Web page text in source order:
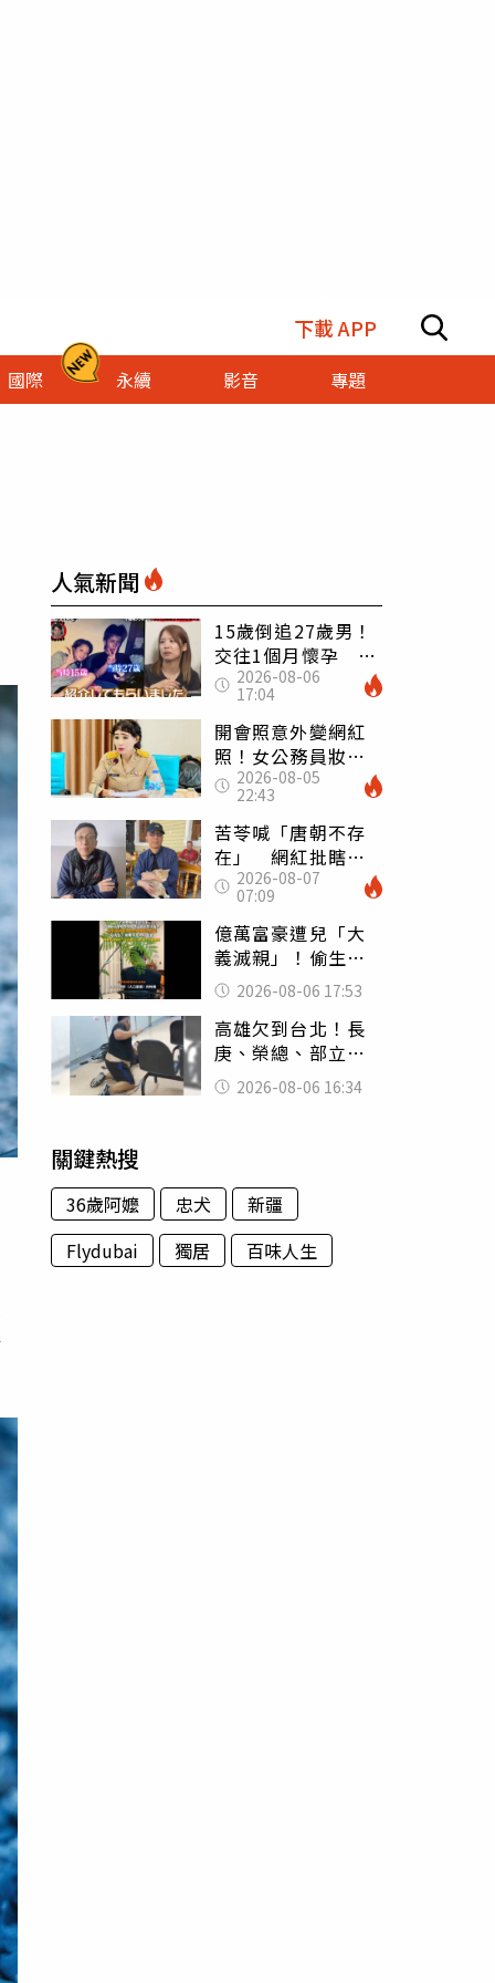
下載 APP
國際 永續 影音
專題
人氣新聞
15歲倒追27歲男！
交往1個月懷孕 36
歲當阿嬤故事曝光
2026-08-06
17:04
開會照意外變網紅
照！女公務員妝容
掀2千則留言 本人
怒嗆：化妝有錯嗎
2026-08-05
22:43
苦苓喊「唐朝不存
在」 網紅批瞎編
歷史：李白、杜甫
用鮮卑文寫詩？
2026-08-07
07:09
億萬富豪遭兒「大
義滅親」！偷生子
怕曝光 竟盜鄰居
身份辦假證落戶
2026-08-06 17:53
高雄欠到台北！長
庚、榮總、部立醫
院都受害 「醫療
暴力男」離譜紀錄
2026-08-06 16:34
關鍵熱搜
36歲阿嬤 忠犬
新疆
Flydubai
獨居 百味人生